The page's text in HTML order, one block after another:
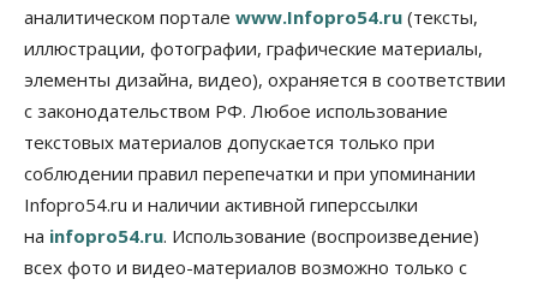
аналитическом портале www.Infopro54.ru (тексты,
иллюстрации, фотографии, графические материалы,
элементы дизайна, видео), охраняется в соответствии
с законодательством РФ. Любое использование
текстовых материалов допускается только при
соблюдении правил перепечатки и при упоминании
Infopro54.ru и наличии активной гиперссылки
на infopro54.ru. Использование (воспроизведение)
всех фото и видео-материалов возможно только с